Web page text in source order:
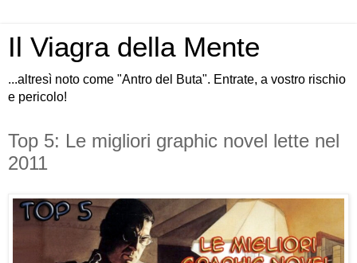
Il Viagra della Mente
...altresì noto come "Antro del Buta". Entrate, a vostro rischio
e pericolo!
Top 5: Le migliori graphic novel lette nel
2011